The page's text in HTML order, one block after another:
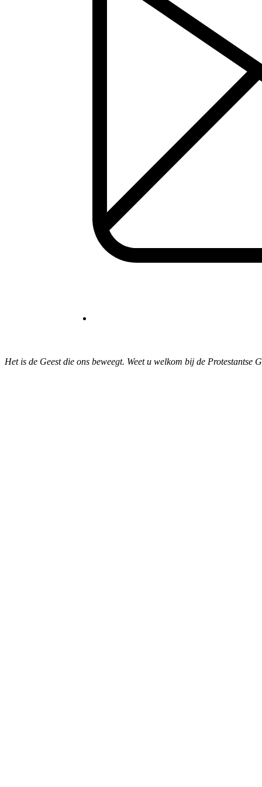
Het is de Geest die ons beweegt. Weet u welkom bij de Protestantse